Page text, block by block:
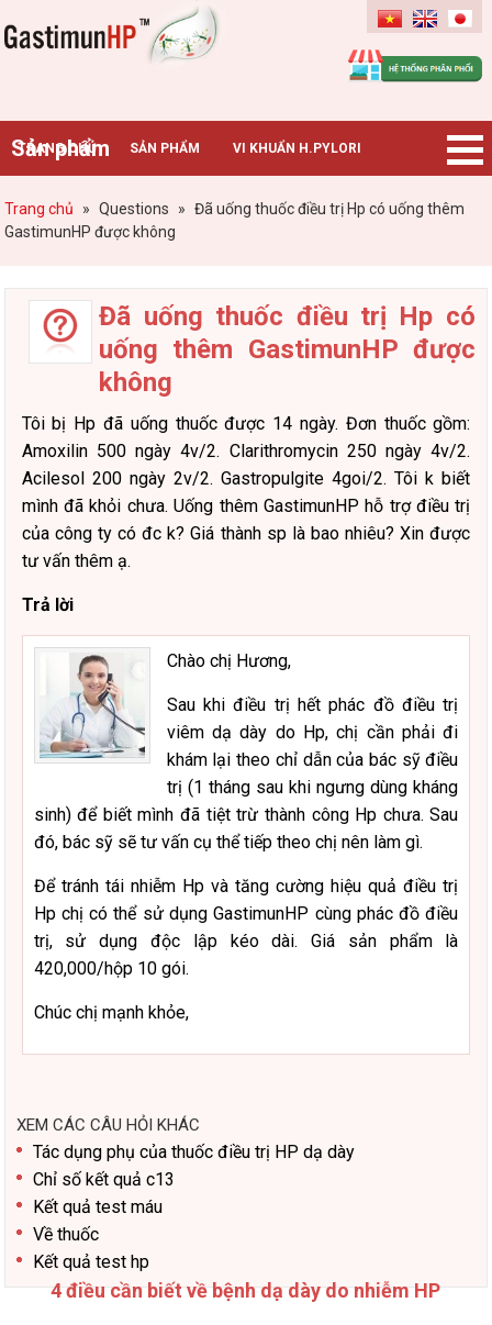
Gastimunhp
Sản phẩm
TRANG CHỦ SẢN PHẨM VI KHUẨN H.PYLORI
BỆNH DẠ DÀY TIN TỨC – SỰ KIỆN HƯỚNG DẪN MUA HÀNG
Trang chủ » Questions » Đã uống thuốc điều trị Hp có uống thêm
GastimunHP được không
Đã uống thuốc điều trị Hp có
uống thêm GastimunHP được
không
Tôi bị Hp đã uống thuốc được 14 ngày. Đơn thuốc gồm:
Amoxilin 500 ngày 4v/2. Clarithromycin 250 ngày 4v/2.
Acilesol 200 ngày 2v/2. Gastropulgite 4goi/2. Tôi k biết
mình đã khỏi chưa. Uống thêm GastimunHP hỗ trợ điều trị
của công ty có đc k? Giá thành sp là bao nhiêu? Xin được
tư vấn thêm ạ.
Trả lời
Chào chị Hương,
Sau khi điều trị hết phác đồ điều trị
viêm dạ dày do Hp, chị cần phải đi
khám lại theo chỉ dẫn của bác sỹ điều
trị (1 tháng sau khi ngưng dùng kháng
sinh) để biết mình đã tiệt trừ thành công Hp chưa. Sau
đó, bác sỹ sẽ tư vấn cụ thể tiếp theo chị nên làm gì.
Để tránh tái nhiễm Hp và tăng cường hiệu quả điều trị
Hp chị có thể sử dụng GastimunHP cùng phác đồ điều
trị, sử dụng độc lập kéo dài. Giá sản phẩm là
420,000/hộp 10 gói.
Chúc chị mạnh khỏe,
XEM CÁC CÂU HỎI KHÁC
Tác dụng phụ của thuốc điều trị HP dạ dày
Chỉ số kết quả c13
Kết quả test máu
Về thuốc
Kết quả test hp
4 điều cần biết về bệnh dạ dày do nhiễm HP